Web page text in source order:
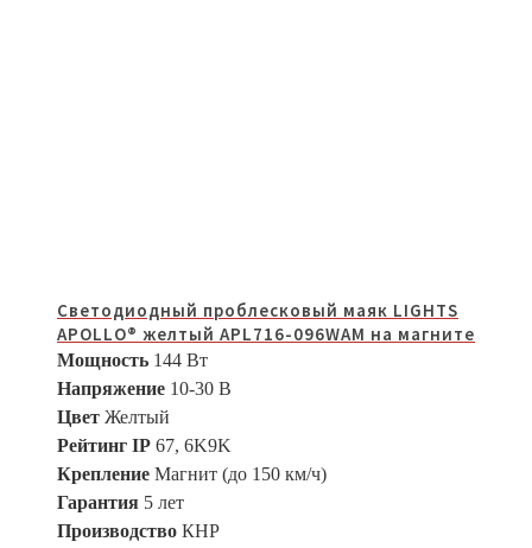
Светодиодный проблесковый маяк LIGHTS
APOLLO® желтый APL716-096WAM на магните
Мощность 144 Вт
Напряжение 10-30 В
Цвет Желтый
Рейтинг IP 67, 6K9K
Крепление Магнит (до 150 км/ч)
Гарантия 5 лет
Производство КНР